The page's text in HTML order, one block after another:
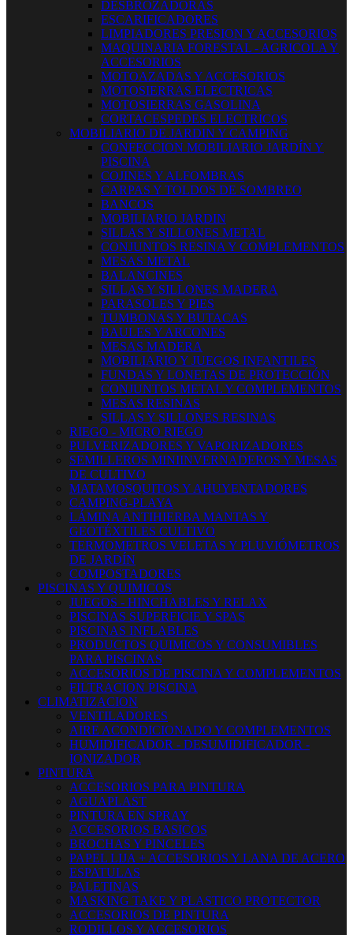
DESBROZADORAS
ESCARIFICADORES
LIMPIADORES PRESION Y ACCESORIOS
MAQUINARIA FORESTAL - AGRICOLA Y
ACCESORIOS
MOTOAZADAS Y ACCESORIOS
MOTOSIERRAS ELECTRICAS
MOTOSIERRAS GASOLINA
CORTACESPEDES ELECTRICOS
MOBILIARIO DE JARDIN Y CAMPING
CONFECCION MOBILIARIO JARDÍN Y
PISCINA
COJINES Y ALFOMBRAS
CARPAS Y TOLDOS DE SOMBREO
BANCOS
MOBILIARIO JARDIN
SILLAS Y SILLONES METAL
CONJUNTOS RESINA Y COMPLEMENTOS
MESAS METAL
BALANCINES
SILLAS Y SILLONES MADERA
PARASOLES Y PIES
TUMBONAS Y BUTACAS
BAULES Y ARCONES
MESAS MADERA
MOBILIARIO Y JUEGOS INFANTILES
FUNDAS Y LONETAS DE PROTECCIÓN
CONJUNTOS METAL Y COMPLEMENTOS
MESAS RESINAS
SILLAS Y SILLONES RESINAS
RIEGO - MICRO RIEGO
PULVERIZADORES Y VAPORIZADORES
SEMILLEROS MINIINVERNADEROS Y MESAS
DE CULTIVO
MATAMOSQUITOS Y AHUYENTADORES
CAMPING-PLAYA
LÁMINA ANTIHIERBA MANTAS Y
GEOTÉXTILES CULTIVO
TERMOMETROS VELETAS Y PLUVIÓMETROS
DE JARDÍN
COMPOSTADORES
PISCINAS Y QUIMICOS
JUEGOS - HINCHABLES Y RELAX
PISCINAS SUPERFICIE Y SPAS
PISCINAS INFLABLES
PRODUCTOS QUIMICOS Y CONSUMIBLES
PARA PISCINAS
ACCESORIOS DE PISCINA Y COMPLEMENTOS
FILTRACION PISCINA
CLIMATIZACION
VENTILADORES
AIRE ACONDICIONADO Y COMPLEMENTOS
HUMIDIFICADOR - DESUMIDIFICADOR -
IONIZADOR
PINTURA
ACCESORIOS PARA PINTURA
AGUAPLAST
PINTURA EN SPRAY
ACCESORIOS BASICOS
BROCHAS Y PINCELES
PAPEL LIJA + ACCESORIOS Y LANA DE ACERO
ESPATULAS
PALETINAS
MASKING TAKE Y PLASTICO PROTECTOR
ACCESORIOS DE PINTURA
RODILLOS Y ACCESORIOS